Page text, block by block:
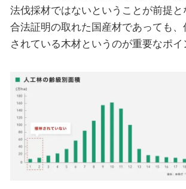
法伐採材ではないということが前提と
合法証明の取れた国産材であっても
されている木材というのが重要なポイ